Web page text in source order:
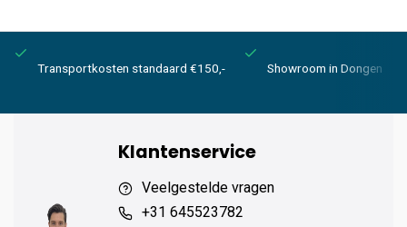
Transportkosten standaard €150,- Showroom in Dongen
Klantenservice
Veelgestelde vragen
+31 645523782